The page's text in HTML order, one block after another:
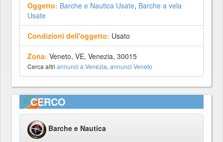
Oggetto: Barche e Nautica Usate, Barche a vela
Usate
Condizioni dell'oggetto: Usato
Zona: Veneto, VE, Venezia, 30015
Cerca altri annunci a Venezia, annunci Veneto
CERCO
Barche e Nautica